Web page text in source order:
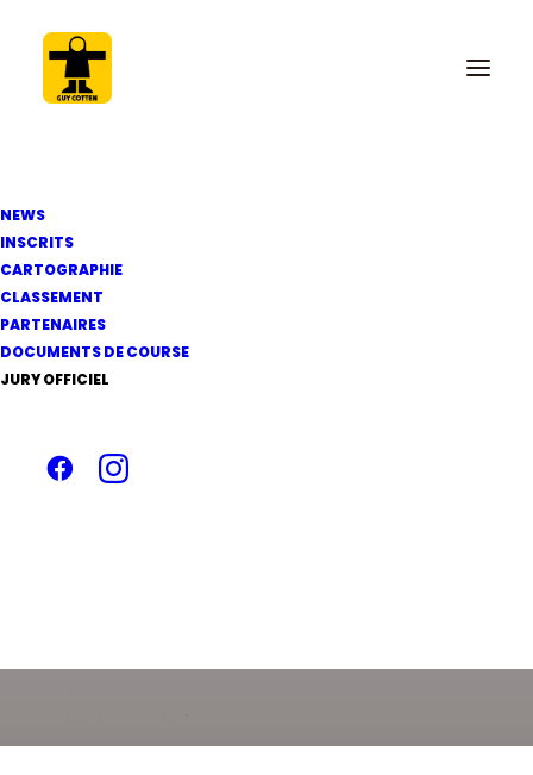
NEWS
INSCRITS
CARTOGRAPHIE
CLASSEMENT
PARTENAIRES
DOCUMENTS DE COURSE
JURY OFFICIEL
Classement après
Concarneau 2012